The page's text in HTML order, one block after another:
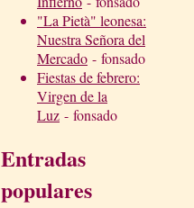
"La Pietà" leonesa:
Nuestra Señora del
Mercado - fonsado
Fiestas de febrero:
Virgen de la
Luz - fonsado
Entradas
populares